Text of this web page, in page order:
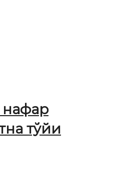
нафар
тўйи